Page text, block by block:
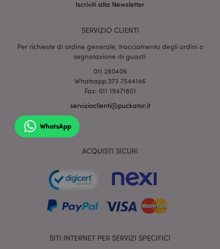
Iscriviti alla Newsletter
SERVIZIO CLIENTI
Per richieste di ordine generale, tracciamento degli ordini o
segnalazione di guasti:
011 280406
Whatsapp:373 7544146
Fax: 011 19471851
servizioclienti@puckator.it
WhatsApp
ACQUISTI SICURI
SITI INTERNET PER SERVIZI SPECIFICI
mage-cache-sessid
Adobe Inc.
www.puckator.it